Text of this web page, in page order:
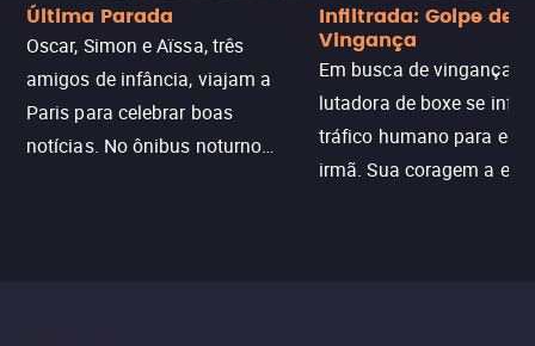
Última Parada
Oscar, Simon e Aïssa, três
amigos de infância, viajam a
Paris para celebrar boas
notícias. No ônibus noturno
Infiltrada: Golpe de
Vingança
Em busca de vingança,
lutadora de boxe se
tráfico humano para
irmã. Sua coragem a